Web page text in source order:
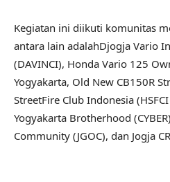
Kegiatan ini diikuti komunitas
antara lain adalahDjogja Vario
(DAVINCI), Honda Vario 125
Yogyakarta, Old New CB150R
StreetFire Club Indonesia
Yogyakarta Brotherhood
Community (JGOC), dan Jogja